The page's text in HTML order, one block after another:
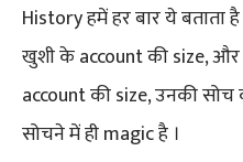
History हमें हर बार ये बताता
खुशी के account की size,
account की size, उनकी सोच
सोचने में ही magic है ।